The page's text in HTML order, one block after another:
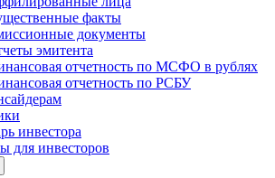
факты
документы
эмитента
отчетность по МСФО в рублях
отчетность по РСБУ
инвестора
для инвесторов